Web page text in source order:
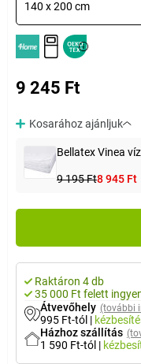
140 x 200 cm
9 245 Ft
Kosarához ajánljuk
Bellatex Vinea
9 195 Ft8 945 Ft
Raktáron 4 db
35 000 Ft felett
Átvevőhely (további
995 Ft-tól |
Házhoz szállítás
1 590 Ft-tól |